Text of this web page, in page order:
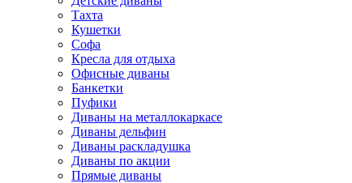
Тахта
Кушетки
Софа
Кресла для отдыха
Офисные диваны
Банкетки
Пуфики
Диваны на металлокаркасе
Диваны дельфин
Диваны раскладушка
Диваны по акции
Прямые диваны